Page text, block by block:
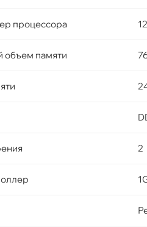
процессора
объем памяти
2